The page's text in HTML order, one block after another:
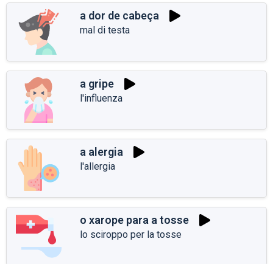
a dor de cabeça
mal di testa
a gripe
l'influenza
a alergia
l'allergia
o xarope para a tosse
lo sciroppo per la tosse